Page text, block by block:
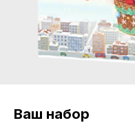
Ваш набор